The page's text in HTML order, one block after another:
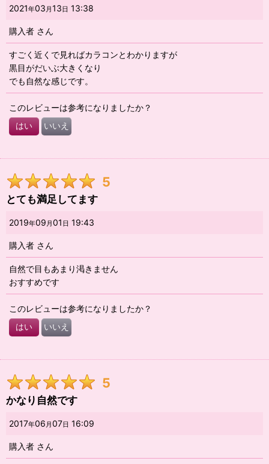
2021年03 月 13 日 13:38
購入者 さん
すごく近くで見ればカラコンとわかりますが
黒目がだいぶ大きくなり
でも自然な感じです。
このレビューは参考になりましたか？
はい いいえ
5
とても満足してます
2019年09 月 01 日 19:43
購入者 さん
自然で目もあまり渇きません
おすすめです
このレビューは参考になりましたか？
はい いいえ
5
かなり自然です
2017年06 月 07日 16:09
購入者 さん